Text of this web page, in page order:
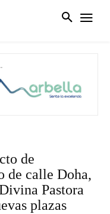
de
de calle Doha,
Pastora
plazas